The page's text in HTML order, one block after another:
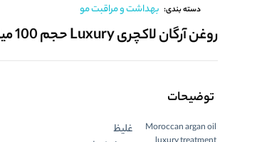
دسته بندی: بهداشت و مراقبت مو
روغن آرگان لاکچری Luxury حجم 100 میلی لیتر
توضیحات
Moroccan argan oil
غلیظ